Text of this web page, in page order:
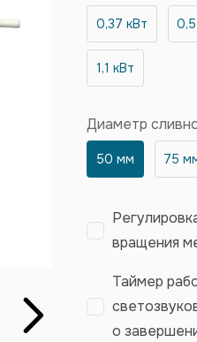
Вперёд
0,37 кВт
1,1 кВт
Диаметр
50 мм 75
вращения
Таймер
о